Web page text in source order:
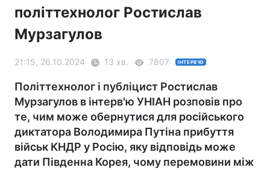
політтехнолог Ростислав
Мурзагулов
21:15, 26.10.2024 13 хв. 7807 ІНТЕРВ'Ю
Політтехнолог і публіцист Ростислав
Мурзагулов в інтерв'ю УНІАН розповів про
те, чим може обернутися для російського
диктатора Володимира Путіна прибуття
військ КНДР у Росію, яку відповідь може
дати Південна Корея, чому перемовини між